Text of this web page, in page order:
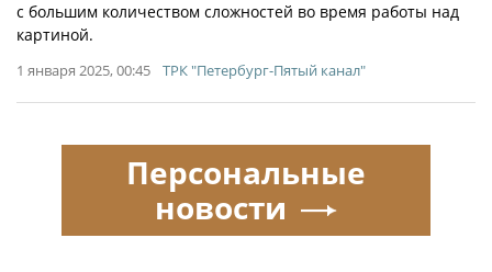
с большим количеством сложностей во время работы над
картиной.
1 января 2025, 00:45 ТРК "Петербург-Пятый канал"
Персональные
новости